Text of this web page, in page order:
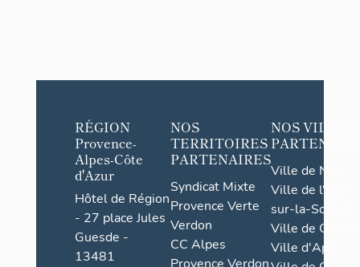
RÉGION
Provence-
Alpes-Côte
d'Azur
Hôtel de Région
- 27 place Jules
Guesde -
13481
NOS
TERRITOIRES
PARTENAIRES
Syndicat Mixte
Provence Verte
Verdon
CC Alpes
NOS VILLES
Ville de Nice
Ville de l'Isle-
sur-la-Sorgue
Ville de Grasse
Ville d'Apt